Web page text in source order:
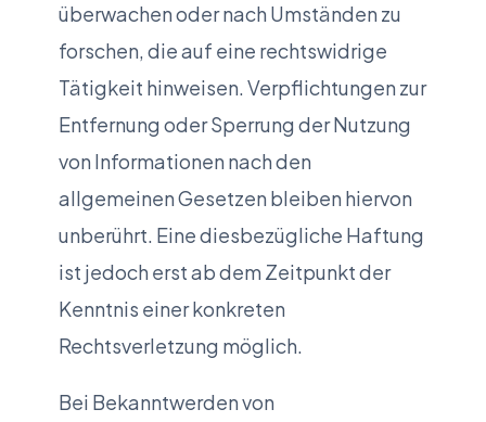
überwachen oder nach Umständen zu
forschen, die auf eine rechtswidrige
Tätigkeit hinweisen. Verpflichtungen zur
Entfernung oder Sperrung der Nutzung
von Informationen nach den
allgemeinen Gesetzen bleiben hiervon
unberührt. Eine diesbezügliche Haftung
ist jedoch erst ab dem Zeitpunkt der
Kenntnis einer konkreten
Rechtsverletzung möglich.
Bei Bekanntwerden von